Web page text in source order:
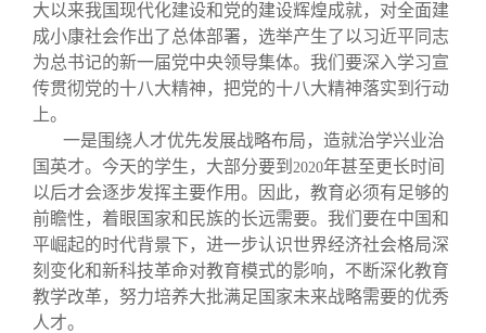
大以来我国现代化建设和党的建设辉煌成就，对全面建
成小康社会作出了总体部署，选举产生了以习近平同志
为总书记的新一届党中央领导集体。我们要深入学习宣
传贯彻党的十八大精神，把党的十八大精神落实到行动
上。
一是围绕人才优先发展战略布局，造就治学兴业治
国英才。今天的学生，大部分要到 2020年甚至更长时间
以后才会逐步发挥主要作用。因此，教育必须有足够的
前瞻性，着眼国家和民族的长远需要。我们要在中国和
平崛起的时代背景下，进一步认识世界经济社会格局深
刻变化和新科技革命对教育模式的影响，不断深化教育
教学改革，努力培养大批满足国家未来战略需要的优秀
人才。